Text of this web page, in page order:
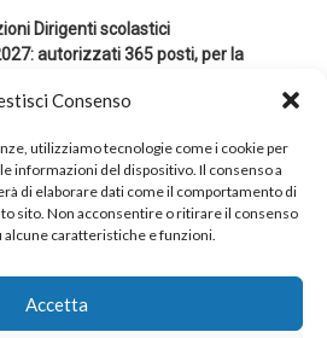
Consenso
utilizziamo tecnologie come i cookie per
informazioni del dispositivo. Il consenso a
di elaborare dati come il comportamento di
sito. Non acconsentire o ritirare il consenso
caratteristiche e funzioni.
Accetta
Dirigenti scolastici
autorizzati 365 posti, per la
Scuola giudica insufficiente il
Cookies